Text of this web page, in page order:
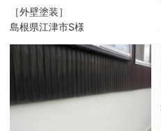
［外壁塗装］
島根県江津市S様